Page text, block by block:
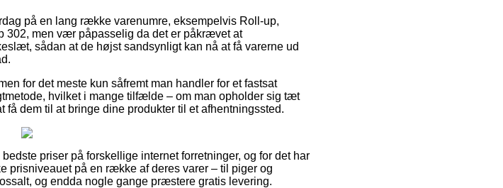
på en lang række varenumre, eksempelvis Roll-up,
302, men vær påpasselig da det er påkrævet at
sådan at de højst sandsynligt kan nå at få varerne ud
for det meste kun såfremt man handler for et fastsat
hvilket i mange tilfælde – om man opholder sig tæt
dem til at bringe dine produkter til et afhentningssted.
priser på forskellige internet forretninger, og for det har
prisniveauet på en række af deres varer – til piger og
og endda nogle gange præstere gratis levering.